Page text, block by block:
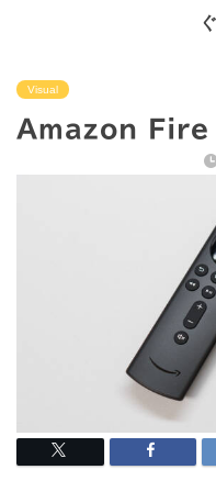
Visual
Amazon